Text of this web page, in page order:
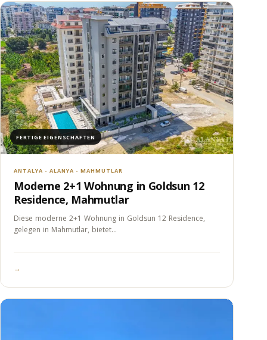
FERTIGE EIGENSCHAFTEN
ANTALYA - ALANYA - MAHMUTLAR
Moderne 2+1 Wohnung in Goldsun 12
Residence, Mahmutlar
Diese moderne 2+1 Wohnung in Goldsun 12 Residence,
gelegen in Mahmutlar, bietet…
→